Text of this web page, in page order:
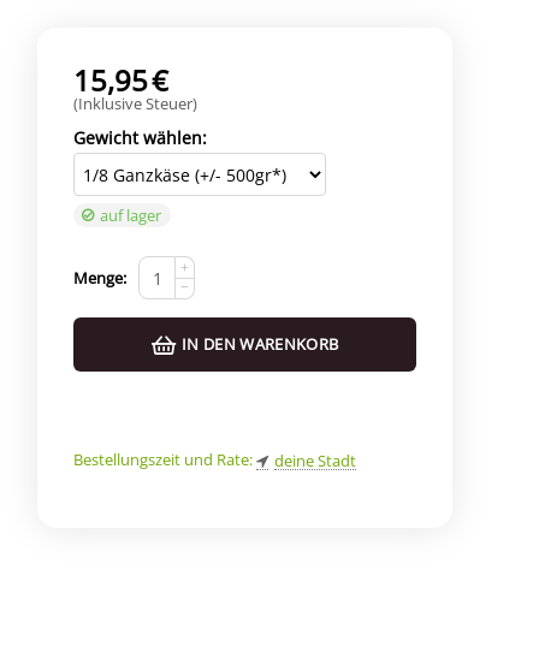
15,95€
(Inklusive Steuer)
Gewicht wählen:
auf lager
Menge:
+
−
IN DEN WARENKORB
Bestellungszeit und Rate: deine Stadt